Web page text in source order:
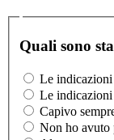
Quali sono
Le indicazioni
Le indicazioni
Capivo
Non ho avuto